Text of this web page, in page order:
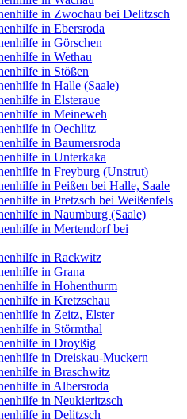
in Zwochau bei Delitzsch
in Ebersroda
in Görschen
in Wethau
in Stößen
in Halle (Saale)
in Elsteraue
in Meineweh
in Oechlitz
in Baumersroda
in Unterkaka
in Freyburg (Unstrut)
in Peißen bei Halle, Saale
in Pretzsch bei Weißenfels
in Naumburg (Saale)
in Mertendorf bei
in Rackwitz
in Grana
in Hohenthurm
in Kretzschau
in Zeitz, Elster
in Störmthal
in Droyßig
in Dreiskau-Muckern
in Braschwitz
in Albersroda
in Neukieritzsch
in Delitzsch